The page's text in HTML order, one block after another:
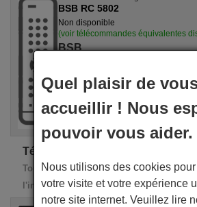
BSB RC 5802
Non disponible
(voir télécommandes équivalentes
BSB
Télécommandes de rechange BSB
Toutes ces télécommandes de
l'intégralité des fonctions de la
Quel plaisir de
accueillir ! Nous
pouvoir vous aider.
Nous utilisons des cookies
votre visite et votre expérience
notre site internet. Veuillez lire